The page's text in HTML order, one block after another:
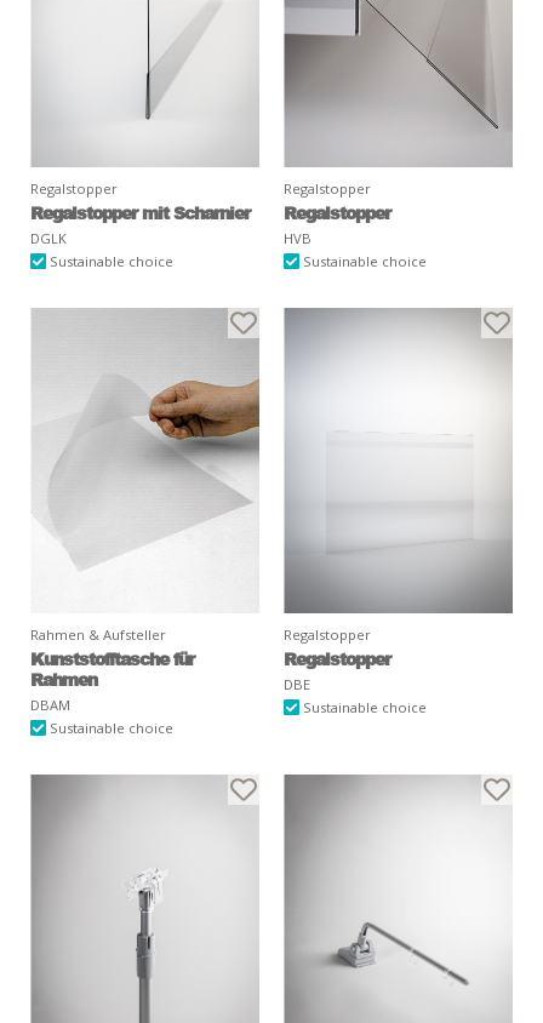
Regalstopper
Regalstopper mit Scharnier
DGLK
Sustainable choice
Regalstopper
Regalstopper
HVB
Sustainable choice
Rahmen & Aufsteller
Kunststofftasche für
Rahmen
DBAM
Sustainable choice
Regalstopper
Regalstopper
DBE
Sustainable choice